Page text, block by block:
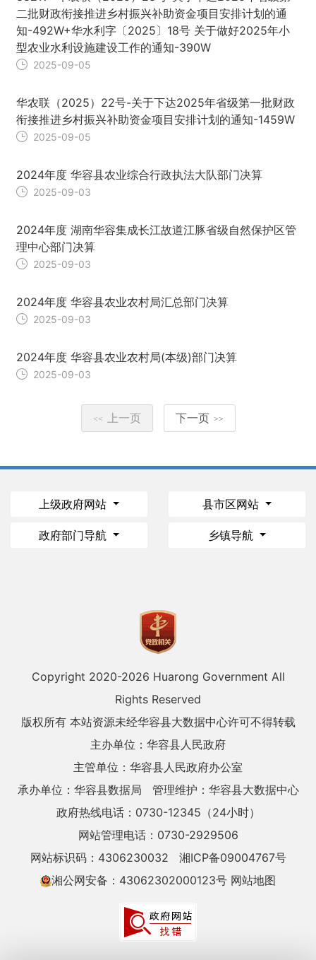
二批财政衔接推进乡村振兴补助资金项目安排计划的通
知-492W+华水利字〔2025〕18号 关于做好2025年小
型农业水利设施建设工作的通知-390W
2025-09-05
华农联（2025）22号-关于下达2025年省级第一批财政
衔接推进乡村振兴补助资金项目安排计划的通知-1459W
2025-09-05
2024年度 华容县农业综合行政执法大队部门决算
2025-09-03
2024年度 湖南华容集成长江故道江豚省级自然保护区管
理中心部门决算
2025-09-03
2024年度 华容县农业农村局汇总部门决算
2025-09-03
2024年度 华容县农业农村局(本级)部门决算
2025-09-03
<< 上一页 下一页 >>
上级政府网站 县市区网站
政府部门导航 乡镇导航
Copyright 2020-2026 Huarong Government All
Rights Reserved
版权所有 本站资源未经华容县大数据中心许可不得转载
主办单位：华容县人民政府
主管单位：华容县人民政府办公室
承办单位：华容县数据局
管理维护：华容县大数据中心
政府热线电话：0730-12345（24小时）
网站管理电话：0730-2929506
网站标识码：4306230032
湘ICP备09004767号
湘公网安备：43062302000123号 网站地图